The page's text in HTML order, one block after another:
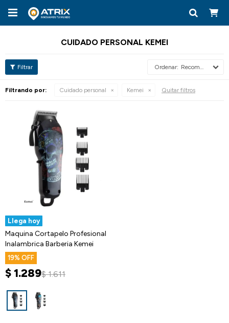

CUIDADO PERSONAL KEMEI
Recomendados
Filtrando por: Cuidado personal Kemei Quitar filtros
Llega hoy
Maquina Cortapelo Profesional
Inalambrica Barberia Kemei
19
$ 1.289$ 1.611